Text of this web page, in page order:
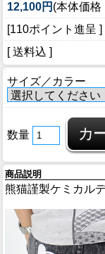
12,100円 (本体価格
[110ポイント進呈 ]
[ 送料込 ]
サイズ／カラー
数量
商品説明
熊猫謹製ケミカル